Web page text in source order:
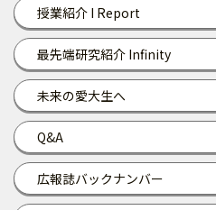
授業紹介 I Report
最先端研究紹介 Infinity
未来の愛大生へ
Q&A
広報誌バックナンバー